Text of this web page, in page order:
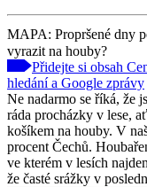
MAPA: Propršené dny
vyrazit na houby?
Přidejte si obsah
hledání a Google zprávy
Ne nadarmo se říká, že
ráda procházky v lese,
košíkem na houby. V
procent Čechů.
ve kterém v lesích
že časté srážky v